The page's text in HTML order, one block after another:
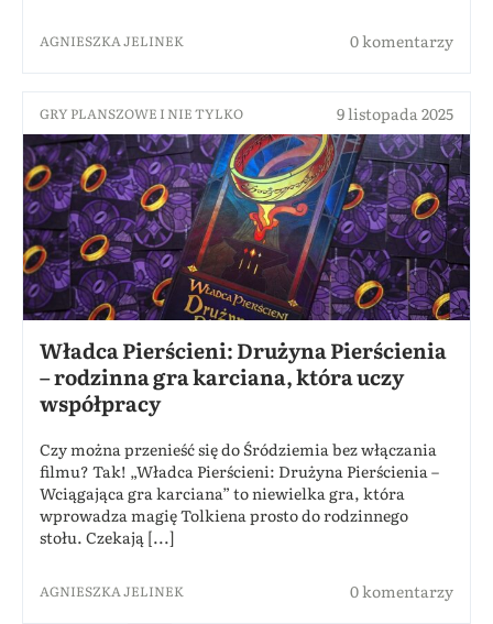
AGNIESZKA JELINEK 0 komentarzy
GRY PLANSZOWE I NIE TYLKO 9 listopada 2025
Władca Pierścieni: Drużyna Pierścienia
– rodzinna gra karciana, która uczy
współpracy
Czy można przenieść się do Śródziemia bez włączania
filmu? Tak! „Władca Pierścieni: Drużyna Pierścienia –
Wciągająca gra karciana” to niewielka gra, która
wprowadza magię Tolkiena prosto do rodzinnego
stołu. Czekają [...]
AGNIESZKA JELINEK 0 komentarzy